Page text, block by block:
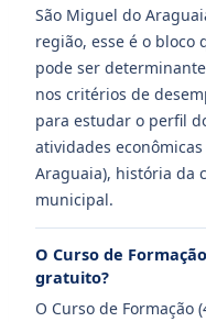
São Miguel do
região, esse é o
pode ser
nos critérios de
para estudar o perfil
atividades
Araguaia), história da
municipal.
O Curso de
gratuito?
O Curso de Formação